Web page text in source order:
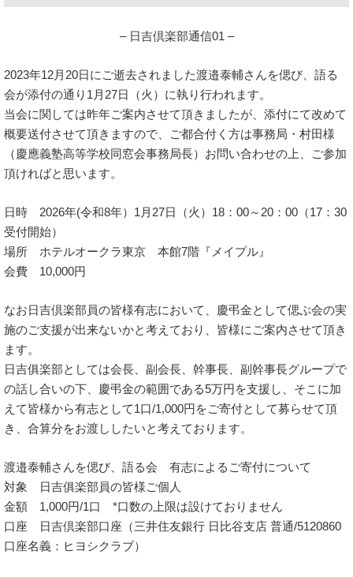
– 日吉倶楽部通信01 –
2023年12月20日にご逝去されました渡邉泰輔さんを偲び、語る
会が添付の通り1月27日（火）に執り行われます。
当会に関しては昨年ご案内させて頂きましたが、添付にて改めて
概要送付させて頂きますので、ご都合付く方は事務局・村田様
（慶應義塾高等学校同窓会事務局長）お問い合わせの上、ご参加
頂ければと思います。
日時 2026年(令和8年）1月27日（火）18：00～20：00（17：30
受付開始）
場所 ホテルオークラ東京 本館7階『メイプル』
会費 10,000円
なお日吉倶楽部員の皆様有志において、慶弔金として偲ぶ会の実
施のご支援が出来ないかと考えており、皆様にご案内させて頂き
ます。
日吉俱楽部としては会長、副会長、幹事長、副幹事長グループで
の話し合いの下、慶弔金の範囲である5万円を支援し、そこに加
えて皆様から有志として1口/1,000円をご寄付として募らせて頂
き、合算分をお渡ししたいと考えております。
渡邉泰輔さんを偲び、語る会 有志によるご寄付について
対象 日吉俱楽部員の皆様ご個人
金額 1,000円/1口 *口数の上限は設けておりません
口座 日吉倶楽部口座（三井住友銀行 日比谷支店 普通/5120860
口座名義：ヒヨシクラブ）